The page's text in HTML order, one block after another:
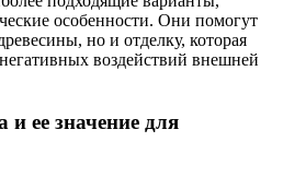
особенности. Они помогут
но и отделку, которая
воздействий внешней
и ее значение для